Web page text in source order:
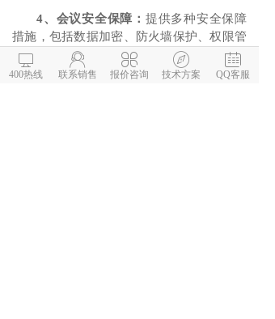
4、会议安全保障： 提供多种安全保障
措施，包括数据加密、防火墙保护、权限管
理等，保障用户数据的安全性和隐私性。据
腾讯会议相关人士介绍，MRA的私有化部署

400热线

联系销售

报价咨询

技术方案

QQ客服